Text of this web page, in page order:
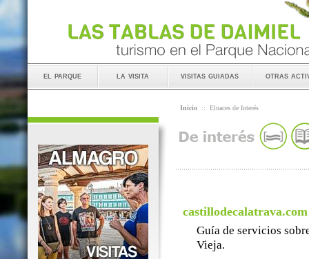
el parque la visita visitas guiadas otras
Inicio :: Elnaces de Interés
castillodecalatrava.com
Guía de servicios
Vieja.